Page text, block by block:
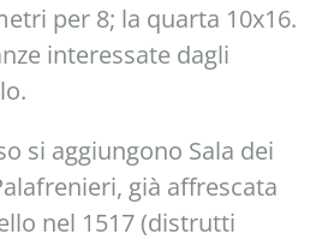
per 8; la quarta 10x16.
interessate dagli
si aggiungono Sala dei
già affrescata
nel 1517 (distrutti